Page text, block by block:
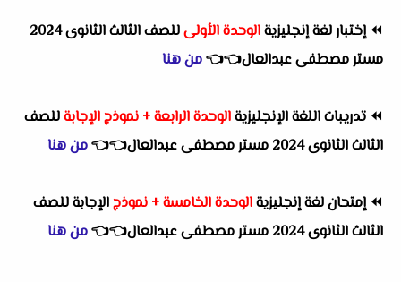
⏪إختبار لغة إنجليزيةالوحدة الأولى
للصف الثالث الثانوى 2024
مستر مصطفى عبدالعال👈👈من هنا
⏪ تدريبات اللغة الإنجليزيةالوحدة الرابعة + نموذج الإجابةللصف
الثالث الثانوى 2024 مستر مصطفى عبدالعال👈
👈من هنا
⏪إمتحان لغة إنجليزيةالوحدة الخامسة + نموذجالإجابة للصف
الثالث الثانوى 2024 مستر مصطفى عبدالعال👈
👈من هنا